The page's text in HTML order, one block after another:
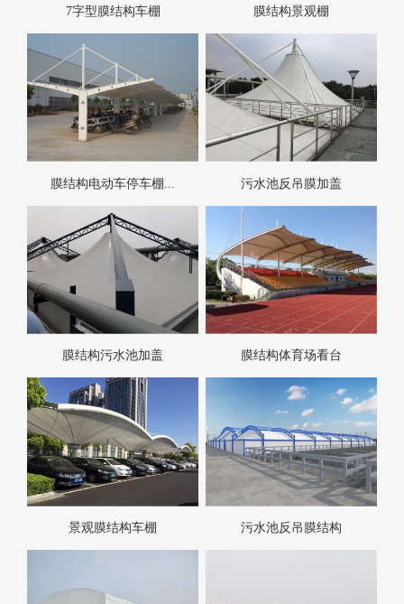
7字型膜结构车棚 膜结构景观棚
膜结构电动车停车棚... 污水池反吊膜加盖
膜结构污水池加盖 膜结构体育场看台
景观膜结构车棚 污水池反吊膜结构